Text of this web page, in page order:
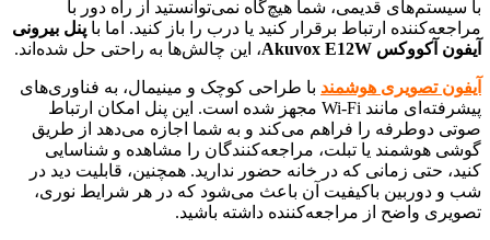
با سیستم‌های قدیمی، شما هیچ‌گاه نمی‌توانستید از راه دور با
مراجعه‌کننده ارتباط برقرار کنید یا درب را باز کنید. اما با پنل بیرونی
آیفون آکووکس Akuvox E12W
، این چالش‌ها به راحتی حل شده‌اند.
آیفون تصویری هوشمند با طراحی کوچک و مینیمال، به فناوری‌های
پیشرفته‌ای مانند Wi-Fi مجهز شده است. این پنل امکان ارتباط
صوتی دوطرفه را فراهم می‌کند و به شما اجازه می‌دهد از طریق
گوشی هوشمند یا تبلت، مراجعه‌کنندگان را مشاهده و شناسایی
کنید، حتی زمانی که در خانه حضور ندارید. همچنین، قابلیت دید در
شب و دوربین باکیفیت آن باعث می‌شود که در هر شرایط نوری،
تصویری واضح از مراجعه‌کننده داشته باشید.